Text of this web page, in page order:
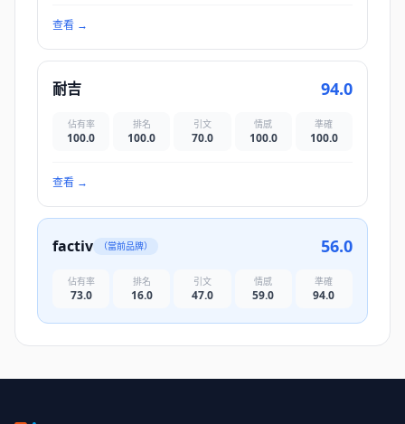
查看 →
耐吉 94.0
佔有率
100.0
排名
100.0
引文
70.0
情感
100.0
準確
100.0
查看 →
factiv （當前品牌） 56.0
佔有率
73.0
排名
16.0
引文
47.0
情感
59.0
準確
94.0